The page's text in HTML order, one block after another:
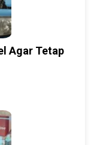
Agar Tetap